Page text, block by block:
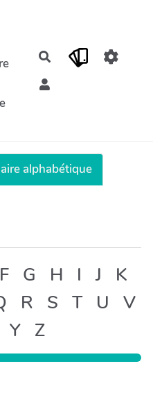
Rechercher
alphabétique
F G H I J
K
R S T U
V
Y Z